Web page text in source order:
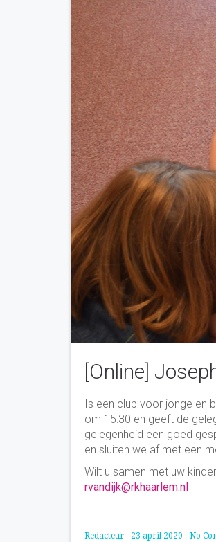
[Online]
Is een club voor jonge en
om 15:30 en geeft de
gelegenheid een goed
en sluiten we af met een
Wilt u samen met uw
rvandijk@rkhaarlem.nl
Redacteur - 23 april 2020 - No